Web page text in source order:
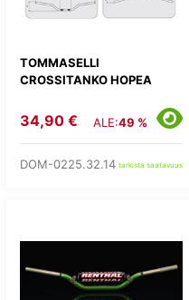
TOMMASELLI
CROSSITANKO HOPEA
34,90 € ALE:49 %
DOM-0225.32.14 tarkista saatavuus